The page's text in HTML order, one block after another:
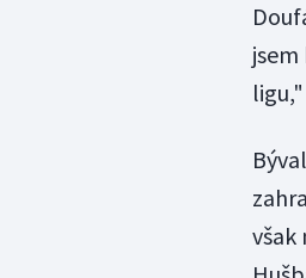
však